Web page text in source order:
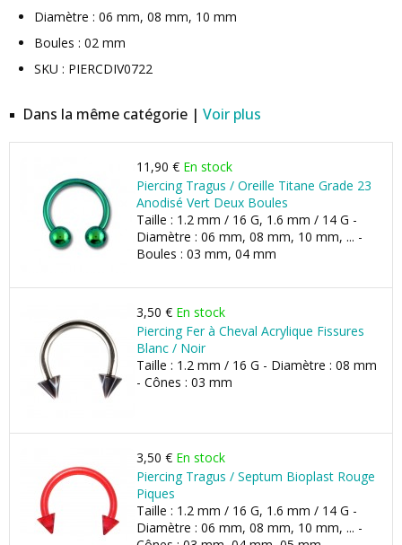
Diamètre : 06 mm, 08 mm, 10 mm
Boules : 02 mm
SKU : PIERCDIV0722
Dans la même catégorie | Voir plus
11,90 € En stock
Piercing Tragus / Oreille Titane Grade 23
Anodisé Vert Deux Boules
Taille : 1.2 mm / 16 G, 1.6 mm / 14 G -
Diamètre : 06 mm, 08 mm, 10 mm, ... -
Boules : 03 mm, 04 mm
3,50 € En stock
Piercing Fer à Cheval Acrylique Fissures
Blanc / Noir
Taille : 1.2 mm / 16 G - Diamètre : 08 mm
- Cônes : 03 mm
3,50 € En stock
Piercing Tragus / Septum Bioplast Rouge
Piques
Taille : 1.2 mm / 16 G, 1.6 mm / 14 G -
Diamètre : 06 mm, 08 mm, 10 mm, ... -